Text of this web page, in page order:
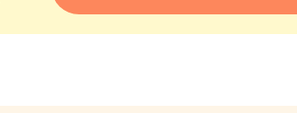
お役立ち資料